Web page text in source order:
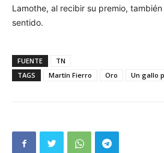
Lamothe, al recibir su premio,
sentido.
FUENTE
TN
TAGS
Martín Fierro Oro Un gallo